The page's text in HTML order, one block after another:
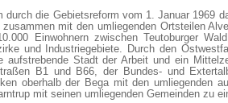
durch die Gebietsreform vom 1. Januar 1969
zusammen mit den umliegenden Ortsteilen
Einwohnern zwischen Teutoburger
und Industriegebiete. Durch den
aufstrebende Stadt der Arbeit und ein
B1 und B66, der Bundes- und
oberhalb der Bega mit den umliegenden
mit seinen umliegenden Gemeinden zu